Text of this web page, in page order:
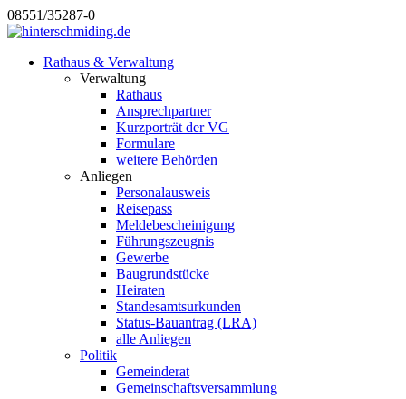
08551/35287-0
Rathaus & Verwaltung
Verwaltung
Rathaus
Ansprechpartner
Kurzporträt der VG
Formulare
weitere Behörden
Anliegen
Personalausweis
Reisepass
Meldebescheinigung
Führungszeugnis
Gewerbe
Baugrundstücke
Heiraten
Standesamtsurkunden
Status-Bauantrag (LRA)
alle Anliegen
Politik
Gemeinderat
Gemeinschaftsversammlung